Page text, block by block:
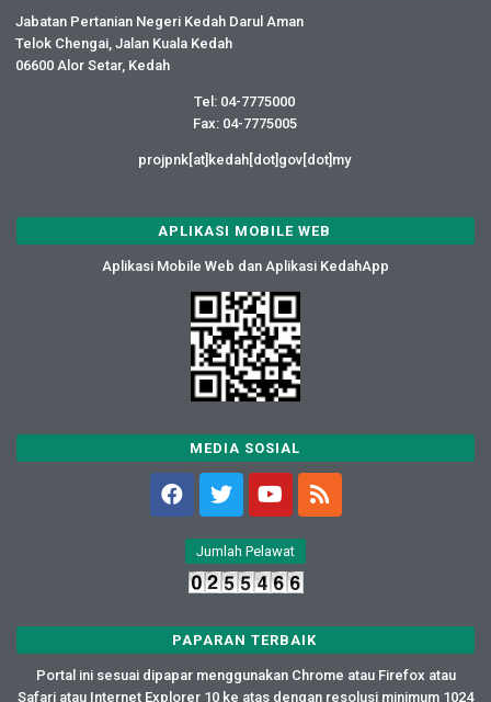
Jabatan Pertanian Negeri Kedah Darul Aman
Telok Chengai, Jalan Kuala Kedah
06600 Alor Setar, Kedah
Tel: 04-7775000
Fax: 04-7775005
projpnk[at]kedah[dot]gov[dot]my
APLIKASI MOBILE WEB
Aplikasi Mobile Web dan Aplikasi KedahApp
MEDIA SOSIAL
Jumlah Pelawat
PAPARAN TERBAIK
Portal ini sesuai dipapar menggunakan Chrome atau Firefox atau
Safari atau Internet Explorer 10 ke atas dengan resolusi minimum 1024